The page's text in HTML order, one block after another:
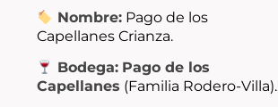
Nombre:Pago de los
Capellanes Crianza.
Bodega: Pago de los
Capellanes (Familia Rodero-Villa).